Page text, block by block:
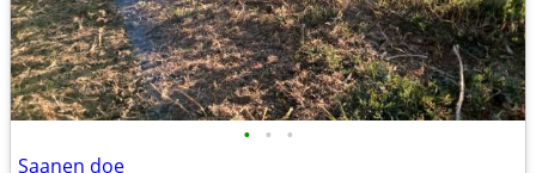
• • •
Saanen doe